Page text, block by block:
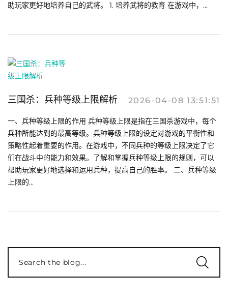
助玩家更好地培养自己的武将。 1. 培养武将的教育 在游戏中，...
三国杀：兵种等级上限解析 2026-04-08 13:51:51
一、兵种等级上限的作用 兵种等级上限是指在三国杀游戏中，每个
兵种所能达到的最高等级。兵种等级上限的设定对游戏的平衡性和
策略性起着重要的作用。在游戏中，不同兵种的等级上限决定了它
们在战斗中的能力和效果。了解和掌握兵种等级上限的规则，可以
帮助玩家更好地选择和运用兵种，提高自己的胜率。 二、兵种等级
上限的...
Search the blog...